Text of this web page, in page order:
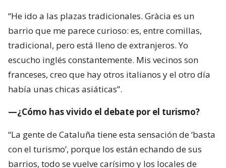
“He ido a las plazas tradicionales. Gràcia es un
barrio que me parece curioso: es, entre comillas,
tradicional, pero está lleno de extranjeros. Yo
escucho inglés constantemente. Mis vecinos son
franceses, creo que hay otros italianos y el otro día
había unas chicas asiáticas”.
—¿Cómo has vivido el debate por el turismo?
“La gente de Cataluña tiene esta sensación de ‘basta
con el turismo’, porque los están echando de sus
barrios, todo se vuelve carísimo y los locales de